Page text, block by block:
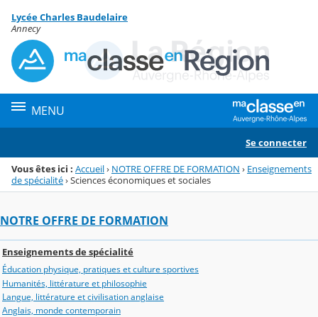
Menu de la rubrique
Contenu
Lycée Charles Baudelaire
Annecy
MENU
Se connecter
Vous êtes ici : Accueil› NOTRE OFFRE DE FORMATION › Enseignements
de spécialité›Sciences économiques et sociales
NOTRE OFFRE DE FORMATION
Enseignements de spécialité
Éducation physique, pratiques et culture sportives
Humanités, littérature et philosophie
Langue, littérature et civilisation anglaise
Anglais, monde contemporain